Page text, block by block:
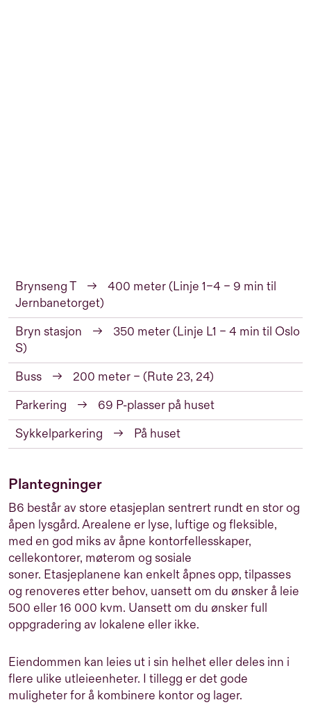
Brynseng T →
400 meter (Linje 1–4 – 9 min til
Jernbanetorget)
Bryn stasjon
→
350 meter (Linje L1 – 4 min til Oslo
S)
Buss
→
200 meter – (Rute 23, 24)
Parkering
→
69 P-plasser på huset
Sykkelparkering
→ På huset
Plantegninger
B6 består av store etasjeplan sentrert rundt en stor og
åpen lysgård. Arealene er lyse, luftige og fleksible,
med en god miks av åpne kontorfellesskaper,
cellekontorer, møterom og sosiale
soner. Etasjeplanene kan enkelt åpnes opp, tilpasses
og renoveres etter behov, uansett om du ønsker å leie
500 eller 16 000 kvm. Uansett om du ønsker full
oppgradering av lokalene eller ikke.
Eiendommen kan leies ut i sin helhet eller deles inn i
flere ulike utleieenheter. I tillegg er det gode
muligheter for å kombinere kontor og lager.